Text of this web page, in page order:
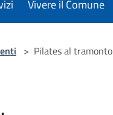
Vivere il Comune
> Pilates al tramonto